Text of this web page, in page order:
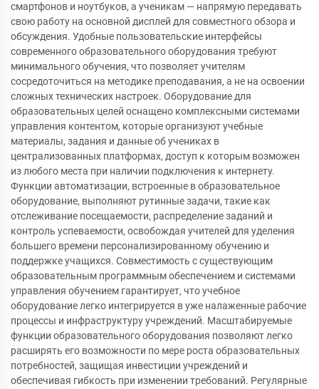
смартфонов и ноутбуков, а ученикам — напрямую передавать
свою работу на основной дисплей для совместного обзора и
обсуждения. Удобные пользовательские интерфейсы
современного образовательного оборудования требуют
минимального обучения, что позволяет учителям
сосредоточиться на методике преподавания, а не на освоении
сложных технических настроек. Оборудование для
образовательных целей оснащено комплексными системами
управления контентом, которые организуют учебные
материалы, задания и данные об учениках в
централизованных платформах, доступ к которым возможен
из любого места при наличии подключения к интернету.
Функции автоматизации, встроенные в образовательное
оборудование, выполняют рутинные задачи, такие как
отслеживание посещаемости, распределение заданий и
контроль успеваемости, освобождая учителей для уделения
большего времени персонализированному обучению и
поддержке учащихся. Совместимость с существующим
образовательным программным обеспечением и системами
управления обучением гарантирует, что учебное
оборудование легко интегрируется в уже налаженные рабочие
процессы и инфраструктуру учреждений. Масштабируемые
функции образовательного оборудования позволяют легко
расширять его возможности по мере роста образовательных
потребностей, защищая инвестиции учреждений и
обеспечивая гибкость при изменении требований. Регулярные